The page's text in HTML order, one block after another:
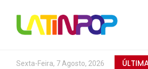
Sexta-Feira, 7 Agosto, 2026